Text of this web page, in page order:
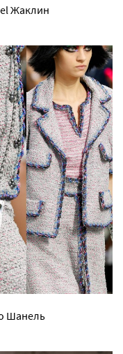
Жаклин
Шанель